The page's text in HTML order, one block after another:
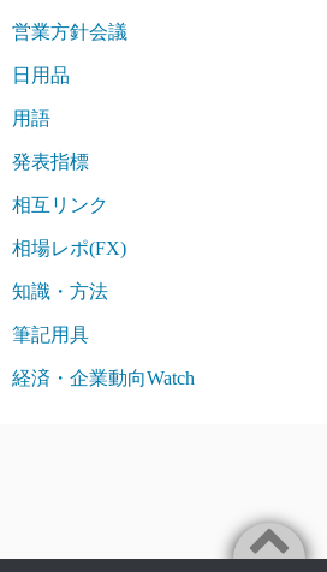
営業方針会議
日用品
用語
発表指標
相互リンク
相場レポ(FX)
知識・方法
筆記用具
経済・企業動向Watch